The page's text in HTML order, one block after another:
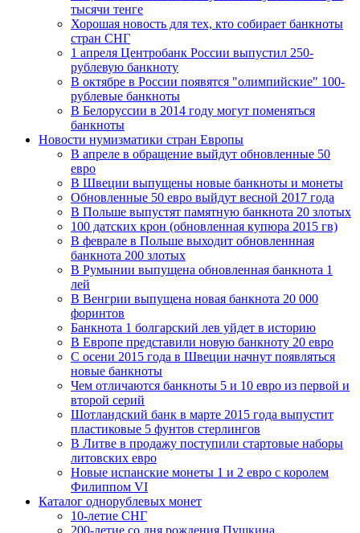
тысячи тенге
Хорошая новость для тех, кто собирает банкноты
стран СНГ
1 апреля Центробанк России выпустил 250-
рублевую банкноту
В октябре в России появятся "олимпийские" 100-
рублевые банкноты
В Белоруссии в 2014 году могут поменяться
банкноты
Новости нумизматики стран Европы
В апреле в обращение выйдут обновленные 50
евро
В Швеции выпущены новые банкноты и монеты
Обновленные 50 евро выйдут весной 2017 года
В Польше выпустят памятную банкнота 20 злотых
100 датских крон (обновленная купюра 2015 гв)
В феврале в Польше выходит обновленнная
банкнота 200 злотых
В Румынии выпущена обновленная банкнота 1
лей
В Венгрии выпущена новая банкнота 20 000
форинтов
Банкнота 1 болгарский лев уйдет в историю
В Европе представили новую банкноту 20 евро
С осени 2015 года в Швеции начнут появляться
новые банкноты
Чем отличаются банкноты 5 и 10 евро из первой и
второй серий
Шотландский банк в марте 2015 года выпустит
пластиковые 5 фунтов стерлингов
В Литве в продажу поступили стартовые наборы
литовских евро
Новые испанские монеты 1 и 2 евро с королем
Филиппом VI
Каталог однорублевых монет
10-летие СНГ
200-летие со дня рождения Пушкина